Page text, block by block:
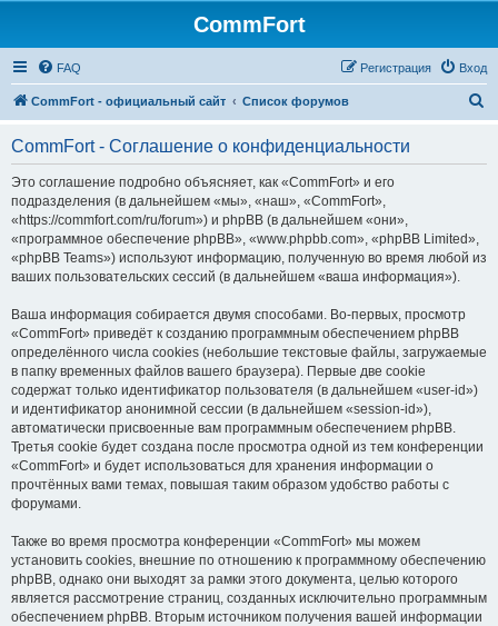
CommFort
FAQ Вход
Регистрация
CommFort - официальный сайт Список форумов
CommFort - Соглашение о конфиденциальности
Это соглашение подробно объясняет, как «CommFort» и его
подразделения (в дальнейшем «мы», «наш», «CommFort»,
«https://commfort.com/ru/forum») и phpBB (в дальнейшем «они»,
«программное обеспечение phpBB», «www.phpbb.com», «phpBB Limited»,
«phpBB Teams») используют информацию, полученную во время любой из
ваших пользовательских сессий (в дальнейшем «ваша информация»).
Ваша информация собирается двумя способами. Во-первых, просмотр
«CommFort» приведёт к созданию программным обеспечением phpBB
определённого числа cookies (небольшие текстовые файлы, загружаемые
в папку временных файлов вашего браузера). Первые две cookie
содержат только идентификатор пользователя (в дальнейшем «user-id»)
и идентификатор анонимной сессии (в дальнейшем «session-id»),
автоматически присвоенные вам программным обеспечением phpBB.
Третья cookie будет создана после просмотра одной из тем конференции
«CommFort» и будет использоваться для хранения информации о
прочтённых вами темах, повышая таким образом удобство работы с
форумами.
Также во время просмотра конференции «CommFort» мы можем
установить cookies, внешние по отношению к программному обеспечению
phpBB, однако они выходят за рамки этого документа, целью которого
является рассмотрение страниц, созданных исключительно программным
обеспечением phpBB. Вторым источником получения вашей информации